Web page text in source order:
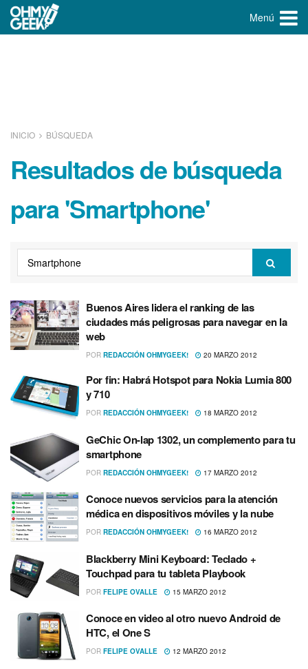
Menú
INICIO BÚSQUEDA
Resultados de búsqueda
para 'Smartphone'
Buenos Aires lidera el ranking de las
ciudades más peligrosas para navegar en la
web
POR REDACCIÓN OHMYGEEK! 20 MARZO 2012
Por fin: Habrá Hotspot para Nokia Lumia 800
y 710
POR REDACCIÓN OHMYGEEK! 18 MARZO 2012
GeChic On-lap 1302, un complemento para tu
smartphone
POR REDACCIÓN OHMYGEEK! 17 MARZO 2012
Conoce nuevos servicios para la atención
médica en dispositivos móviles y la nube
POR REDACCIÓN OHMYGEEK! 16 MARZO 2012
Blackberry Mini Keyboard: Teclado +
Touchpad para tu tableta Playbook
POR FELIPE OVALLE 15 MARZO 2012
Conoce en video al otro nuevo Android de
HTC, el One S
POR FELIPE OVALLE 12 MARZO 2012